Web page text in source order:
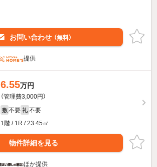
お問い合わせ （無料）
提供
6.55万円
（管理費3,000円）
敷 不要 礼 不要
1階 / 1R / 23.45㎡
物件詳細を見る
ほか提供